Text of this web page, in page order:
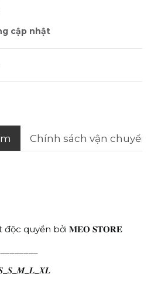
cập nhật
Chính sách vận chuyển
độc quyền bởi 𝐌𝐄𝐎 𝐒𝐓𝐎𝐑𝐄